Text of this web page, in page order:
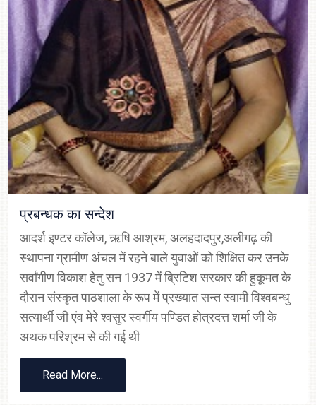
प्रधानाचार्य का संदेश
आदर्श इण्टर कॉलेज, ऋषि आश्रम, अलहदादपुर,अलीगढ़ शिक्षा के
क्षेत्र में अंग्रेजी हुकूमत से लेकर वर्तमान तक अपने नाम के
अनुसार ही समाज के ग्रामीण अंचल में अपने कर्तव्य का पालन
करते हुए छात्र-छात्राओं को गुणवत्तापूर्ण शिक्षा प्रदान करते हुए
दिन प्रतिदिन अपनी ऊंचाईयों को छूने के लिए अग्रसर है। मेरे
कार्यकाल में विद्यालय में एक विशाल सभागार कक्ष व कई निर्माण
कार्य किये गए हैं साथ ही कोरोना जैसी वैश्विक महामारी के दौरान
सुयोग्य शिक्षकों के पूर्ण सहयोग से सफलतापूर्वक शिक्षणकार्य
निरन्तर जारी रखा गया है।